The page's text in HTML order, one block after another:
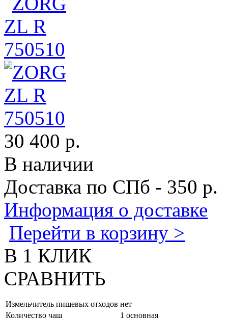
30 400 р.
В наличии
Доставка по СПб - 350 р.
Информация о доставке
Перейти в корзину >
В 1 КЛИК
СРАВНИТЬ
Измельчитель пищевых отходов нет
Количество чаш
1 основная